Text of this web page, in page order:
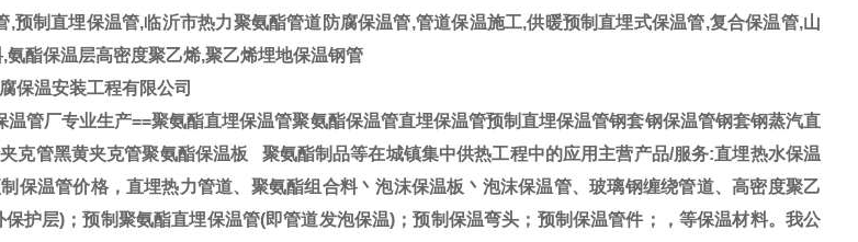
,预制直埋保温管,临沂市热力聚氨酯管道防腐保温管,管道保温施工,供暖预制直埋式保温管,复合保温管,山
氨酯保温层高密度聚乙烯,聚乙烯埋地保温钢管
保温安装工程有限公司
温管厂专业生产==聚氨酯直埋保温管聚氨酯保温管直埋保温管预制直埋保温管钢套钢保温管钢套钢蒸汽直
克管黑黄夹克管聚氨酯保温板 聚氨酯制品等在城镇集中供热工程中的应用主营产品/服务:直埋热水保温
保温管价格，直埋热力管道、聚氨酯组合料丶泡沫保温板丶泡沫保温管、玻璃钢缠绕管道、高密度聚乙
护层)；预制聚氨酯直埋保温管(即管道发泡保温)；预制保温弯头；预制保温管件；，等保温材料。我公